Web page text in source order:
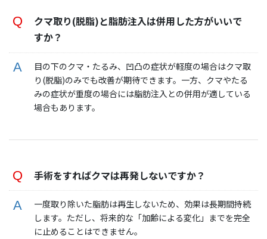
クマ取り(脱脂)と脂肪注入は併用した方がいいで
すか？
目の下のクマ・たるみ、凹凸の症状が軽度の場合はクマ取
り(脱脂)のみでも改善が期待できます。一方、クマやたる
みの症状が重度の場合には脂肪注入との併用が適している
場合もあります。
手術をすればクマは再発しないですか？
一度取り除いた脂肪は再生しないため、効果は長期間持続
します。ただし、将来的な「加齢による変化」までを完全
に止めることはできません。